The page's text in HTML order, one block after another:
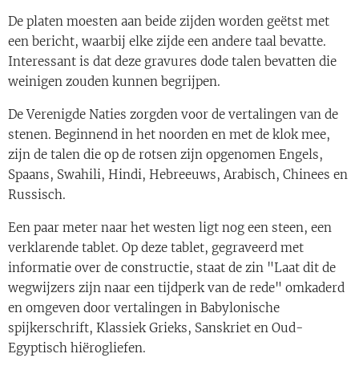
De platen moesten aan beide zijden worden geëtst met
een bericht, waarbij elke zijde een andere taal bevatte.
Interessant is dat deze gravures dode talen bevatten die
weinigen zouden kunnen begrijpen.
De Verenigde Naties zorgden voor de vertalingen van de
stenen. Beginnend in het noorden en met de klok mee,
zijn de talen die op de rotsen zijn opgenomen Engels,
Spaans, Swahili, Hindi, Hebreeuws, Arabisch, Chinees en
Russisch.
Een paar meter naar het westen ligt nog een steen, een
verklarende tablet. Op deze tablet, gegraveerd met
informatie over de constructie, staat de zin "Laat dit de
wegwijzers zijn naar een tijdperk van de rede" omkaderd
en omgeven door vertalingen in Babylonische
spijkerschrift, Klassiek Grieks, Sanskriet en Oud-
Egyptisch hiërogliefen.